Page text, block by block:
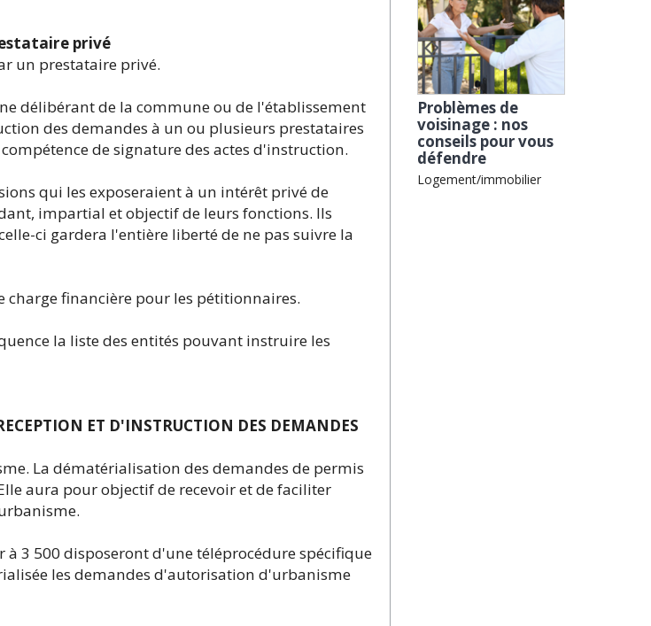
privé
un prestataire privé.
délibérant de la commune ou de l'établissement
des demandes à un ou plusieurs prestataires
de signature des actes d'instruction.
qui les exposeraient à un intérêt privé de
impartial et objectif de leurs fonctions. Ils
ci gardera l'entière liberté de ne pas suivre la
charge financière pour les pétitionnaires.
la liste des entités pouvant instruire les
ET D'INSTRUCTION DES DEMANDES
La dématérialisation des demandes de permis
aura pour objectif de recevoir et de faciliter
3 500 disposeront d'une téléprocédure spécifique
les demandes d'autorisation d'urbanisme
Problèmes de
voisinage : nos
conseils pour vous
défendre
Logement/immobilier